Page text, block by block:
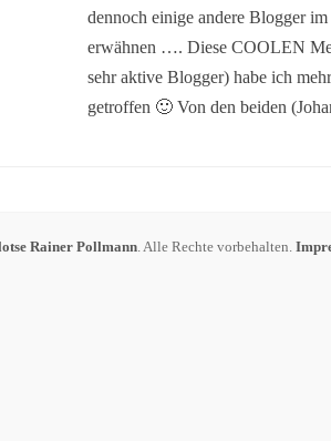
dennoch einige andere Blogger
erwähnen …. Diese COOLEN
sehr aktive Blogger) habe ich
getroffen 🙂 Von den beiden
Rainer Pollmann. Alle Rechte vorbehalten.